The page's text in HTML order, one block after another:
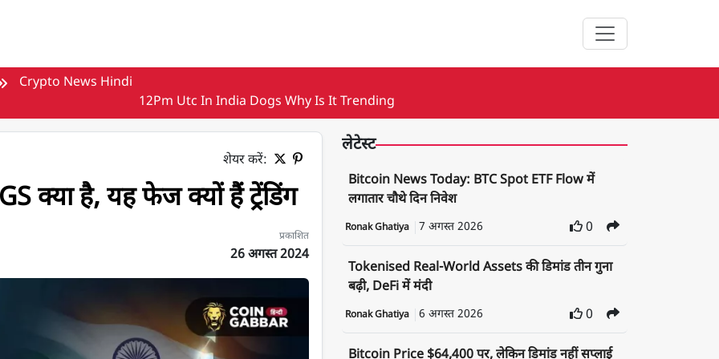
Crypto News Hindi
12Pm Utc In India Dogs Why Is It Trending
शेयर करें:
क्या है, यह फेज क्यों हैं ट्रेंडिंग
प्रकाशित
26 अगस्त 2024
लेटेस्ट
Bitcoin News Today: BTC Spot ETF Flow में
लगातार चौथे दिन निवेश
Ronak Ghatiya 7 अगस्त 2026 0
Tokenised Real-World Assets की डिमांड तीन गुना
बढ़ी, DeFi में मंदी
Ronak Ghatiya 6 अगस्त 2026 0
Bitcoin Price $64,400 पर, लेकिन डिमांड नहीं सप्लाई